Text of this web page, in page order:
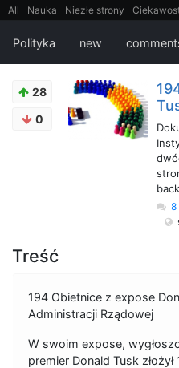
All Nauka Niezłe strony
Bezpieczeństwo
Książki Sugestie
Matematyka
gify
Cytaty Mapy Film Android
Polityka new
28
0
8
Treść
194 Obietnice z expose
Administracji Rządowej
W swoim expose,
premier Donald Tusk